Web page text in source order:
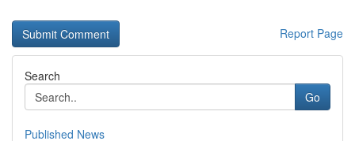
Report Page
Search
Go
Published News